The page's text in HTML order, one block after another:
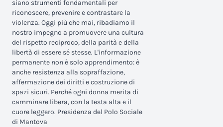
siano strumenti fondamentali per
riconoscere, prevenire e contrastare la
violenza. Oggi più che mai, ribadiamo il
nostro impegno a promuovere una cultura
del rispetto reciproco, della parità e della
libertà di essere sé stesse. L'informazione
permanente non è solo apprendimento: è
anche resistenza alla sopraffazione,
affermazione dei diritti e costruzione di
spazi sicuri. Perché ogni donna merita di
camminare libera, con la testa alta e il
cuore leggero. Presidenza del Polo Sociale
di Mantova